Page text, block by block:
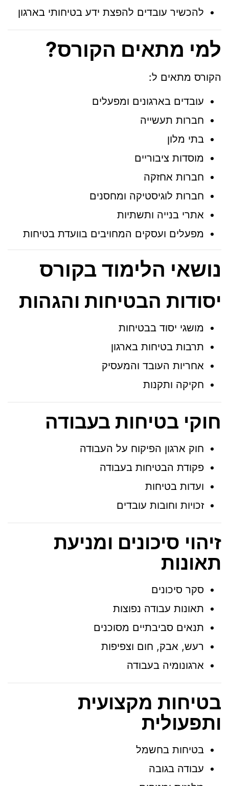
להכשיר עובדים להפצת ידע בטיחותי בארגון
למי מתאים הקורס?
הקורס מתאים ל:
עובדים בארגונים ומפעלים
חברות תעשייה
בתי מלון
מוסדות ציבוריים
חברות אחזקה
חברות לוגיסטיקה ומחסנים
אתרי בנייה ותשתיות
מפעלים ועסקים המחויבים בוועדת בטיחות
נושאי הלימוד בקורס
יסודות הבטיחות והגהות
מושגי יסוד בבטיחות
תרבות בטיחות בארגון
אחריות העובד והמעסיק
חקיקה ותקנות
חוקי בטיחות בעבודה
חוק ארגון הפיקוח על העבודה
פקודת הבטיחות בעבודה
ועדות בטיחות
זכויות וחובות עובדים
זיהוי סיכונים ומניעת
תאונות
סקר סיכונים
תאונות עבודה נפוצות
תנאים סביבתיים מסוכנים
רעש, אבק, חום וצפיפות
ארגונומיה בעבודה
בטיחות מקצועית
ותפעולית
בטיחות בחשמל
עבודה בגובה